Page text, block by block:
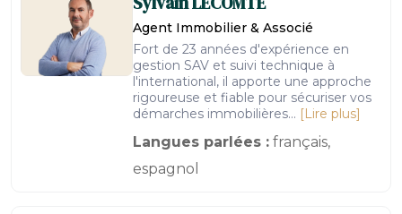
Agent Immobilier & Associé
Fort de 23 années d'expérience en
gestion SAV et suivi technique à
l'international, il apporte une approche
rigoureuse et fiable pour sécuriser vos
démarches immobilières... [Lire plus]
Langues parlées : français,
espagnol